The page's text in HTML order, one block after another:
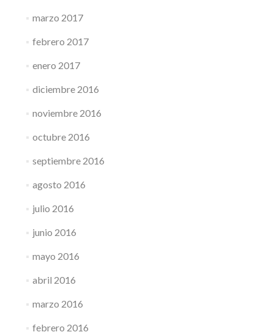
marzo 2017
febrero 2017
enero 2017
diciembre 2016
noviembre 2016
octubre 2016
septiembre 2016
agosto 2016
julio 2016
junio 2016
mayo 2016
abril 2016
marzo 2016
febrero 2016